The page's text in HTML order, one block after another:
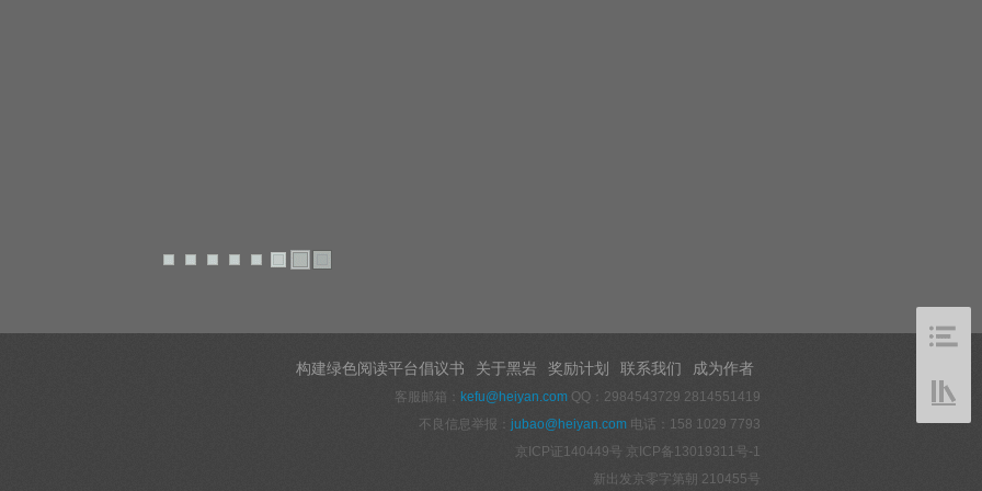
构建绿色阅读平台倡议书 关于黑岩 奖励计划 联系我们 成为作者
客服邮箱： kefu@heiyan.com QQ：2984543729 2814551419
不良信息举报： jubao@heiyan.com 电话：158 1029 7793
京ICP证140449号 京ICP备13019311号-1
新出发京零字第朝 210455号